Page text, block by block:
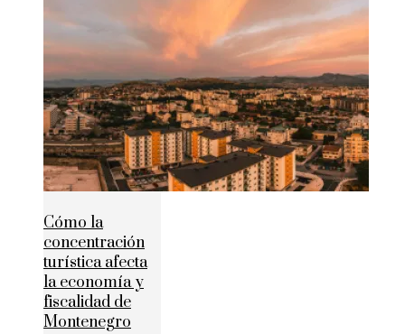
Cómo la
concentración
turística afecta
la economía y
fiscalidad de
Montenegro